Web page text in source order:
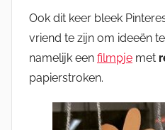
Ook dit keer bleek
vriend te zijn om ideeën
namelijk een filmpje met
papierstroken.